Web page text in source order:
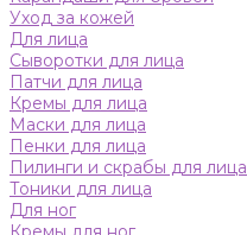
Уход за кожей
Для лица
Сыворотки для лица
Патчи для лица
Кремы для лица
Маски для лица
Пенки для лица
Пилинги и скрабы для лица
Тоники для лица
Для ног